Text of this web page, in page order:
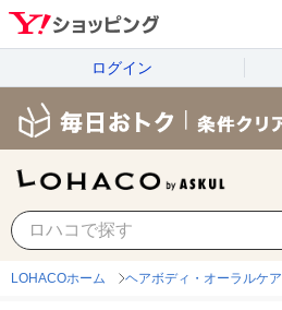
ログイン
LOHACOホーム ヘアボディ・オーラルケア